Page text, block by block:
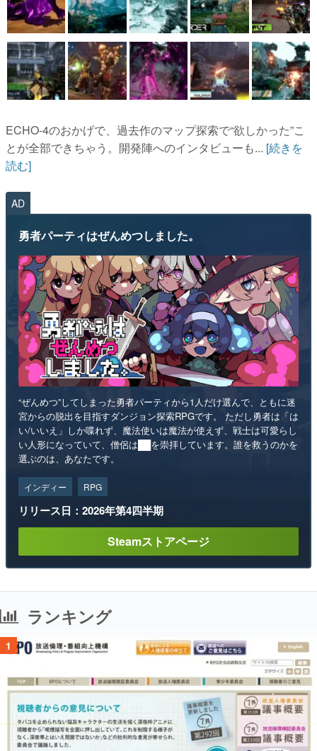
ECHO-4のおかげで、過去作のマップ探索で“欲しかった”こ
とが全部できちゃう。開発陣へのインタビューも... [続きを
読む]
AD
勇者パーティはぜんめつしました。
“ぜんめつ”してしまった勇者パーティから1人だけ選んで、ともに迷
宮からの脱出を目指すダンジョン探索RPGです。 ただし勇者は「は
い/いいえ」しか喋れず、魔法使いは魔法が使えず、戦士は可愛らし
い人形になっていて、僧侶は██を崇拝しています。誰を救うのかを
選ぶのは、あなたです。
インディー RPG
リリース日：2026年第4四半期
Steamストアページ
ランキング
1